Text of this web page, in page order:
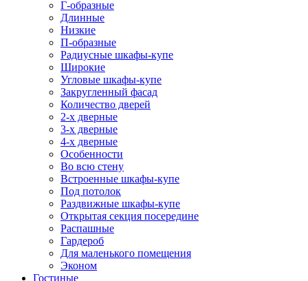
Г-образные
Длинные
Низкие
П-образные
Радиусные шкафы-купе
Широкие
Угловые шкафы-купе
Закругленный фасад
Количество дверей
2-х дверные
3-х дверные
4-х дверные
Особенности
Во всю стену
Встроенные шкафы-купе
Под потолок
Раздвижные шкафы-купе
Открытая секция посередине
Распашные
Гардероб
Для маленького помещения
Эконом
Гостиные